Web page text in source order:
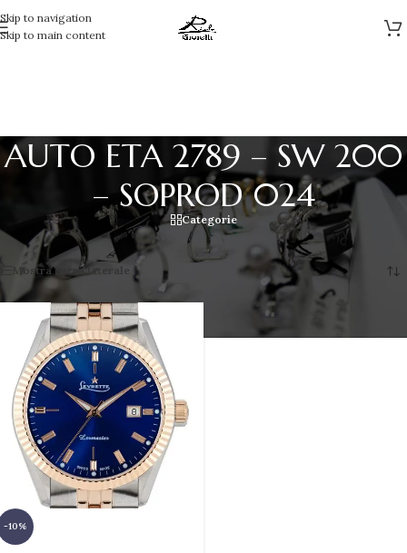
Skip to navigation
Skip to main content
AUTO ETA 2789 – SW 200
– SOPROD 024
Categorie
Visualizzazione del risultato
Mostra barra laterale
-10%